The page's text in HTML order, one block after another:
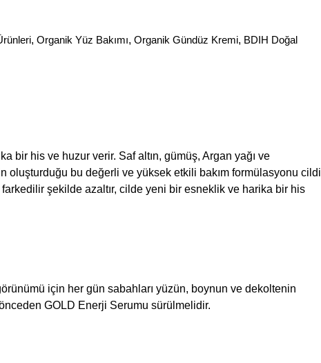
, Organik Yüz Bakımı, Organik Gündüz Kremi, BDIH Doğal
bir his ve huzur verir. Saf altın, gümüş, Argan yağı ve
oluşturduğu bu değerli ve yüksek etkili bakım formülasyonu cildi
farkedilir şekilde azaltır, cilde yeni bir esneklik ve harika bir his
için her gün sabahları yüzün, boynun ve dekoltenin
GOLD Enerji Serumu sürülmelidir.